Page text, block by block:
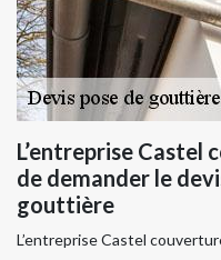
L’entreprise Castel
de demander le
gouttière
L’entreprise Castel